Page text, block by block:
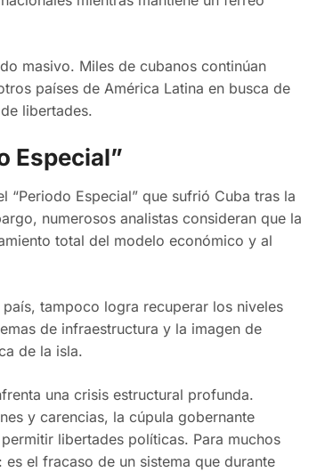
masivo. Miles de cubanos continúan
países de América Latina en busca de
libertades.
Especial”
Especial” que sufrió Cuba tras la
numerosos analistas consideran que la
total del modelo económico y al
tampoco logra recuperar los niveles
de infraestructura y la imagen de
de la isla.
una crisis estructural profunda.
y carencias, la cúpula gobernante
libertades políticas. Para muchos
el fracaso de un sistema que durante